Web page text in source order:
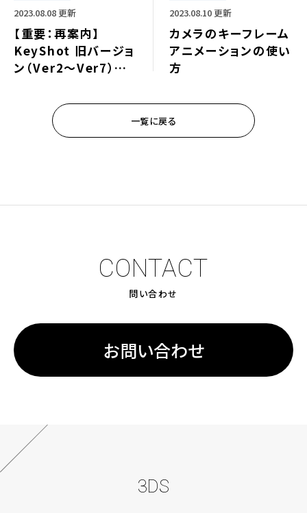
2023.08.08 更新
【重要：再案内】
KeyShot 旧バージョ
ン（Ver2～Ver7）サ
お知らせ
2023.08.10 更新
カメラのキーフレーム
アニメーションの使い
方
一覧に戻る
CONTACT
問い合わせ
お問い合わせ
3DS